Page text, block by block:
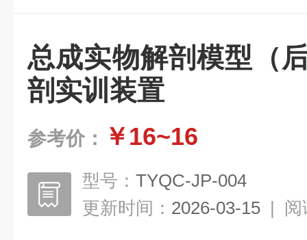
总成实物解剖模型（
剖实训装置
参考价： ￥16~16
型号： TYQC-JP-004
更新时间： 2026-03-15 | 阅